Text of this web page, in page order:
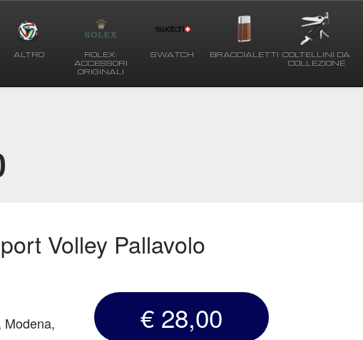
ALTRO
ROLEX:
ACCESSORI
ORIGINALI
SWATCH BRACCIALETTI COLTELLINI DA
COLLEZIONE
Volley Pallavolo
Modena,
€ 28,00